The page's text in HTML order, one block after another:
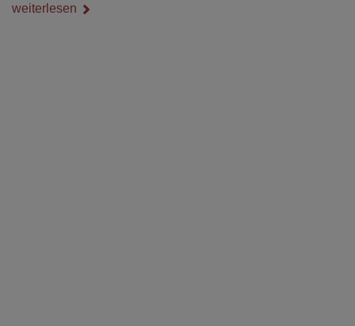
Nebenthema: Bei Textilien mit Stickerei oder mehreren
weiterlesen